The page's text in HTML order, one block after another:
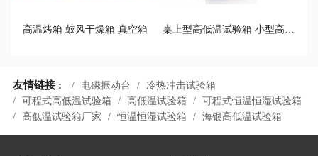
高温烤箱 鼓风干燥箱 真空箱
友情链接 : 电磁振动台
冷热冲击试验箱
可程式高低温试验箱
高低温试验箱
可程式恒温恒湿试验箱
高低温试验箱厂家
恒温恒湿试验箱 海银高低温试验箱